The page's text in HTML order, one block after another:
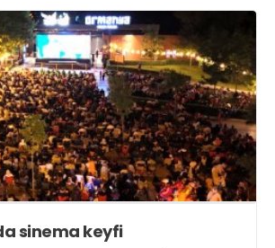
sinema keyfi